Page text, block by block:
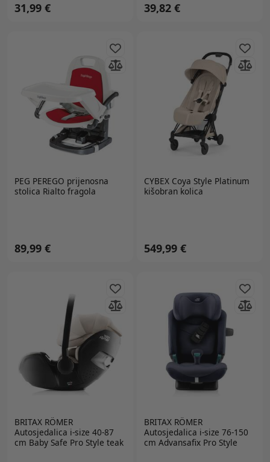
31,99 € 39,82 €
PEG PEREGO prijenosna
stolica Rialto fragola
89,99 €
CYBEX Coya Style Platinum
kišobran kolica
549,99 €
BRITAX RÖMER
Autosjedalica i-size 40-87
cm Baby Safe Pro Style teak
BRITAX RÖMER
Autosjedalica i-size 76-150
cm Advansafix Pro Style